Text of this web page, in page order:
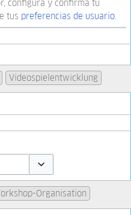
configura y confirma tu
tus preferencias de usuario
Videospielentwicklung
Toggle options
Organisation